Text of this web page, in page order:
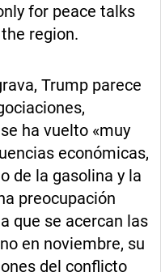
for peace talks
region.
Trump parece
ha vuelto «muy
económicas,
de la gasolina y la
preocupación
que se acercan las
en noviembre, su
del conflicto